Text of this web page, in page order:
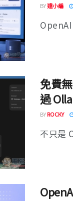
BY達小編
免費
過
BYROCKY
不只是